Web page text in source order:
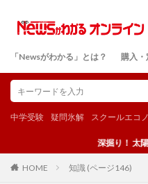
「Newsがわかる」とは？ 購入・
中学受験 疑問氷解 スクールエコ
深掘り！ 太陽
HOME 知識 (ページ146)